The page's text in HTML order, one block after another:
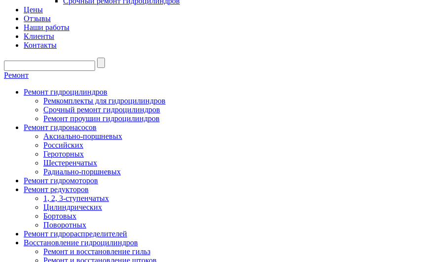
Цены
Отзывы
Наши работы
Клиенты
Контакты
Ремонт
Ремонт гидроцилиндров
Ремкомплекты для гидроцилиндров
Срочный ремонт гидроцилиндров
Ремонт проушин гидроцилиндров
Ремонт гидронасосов
Аксиально-поршневых
Российских
Героторных
Шестеренчатых
Радиально-поршневых
Ремонт гидромоторов
Ремонт редукторов
1, 2, 3-ступенчатых
Цилиндрических
Бортовых
Поворотных
Ремонт гидрораспределителей
Восстановление гидроцилиндров
Ремонт и восстановление гильз
Ремонт и восстановление штоков